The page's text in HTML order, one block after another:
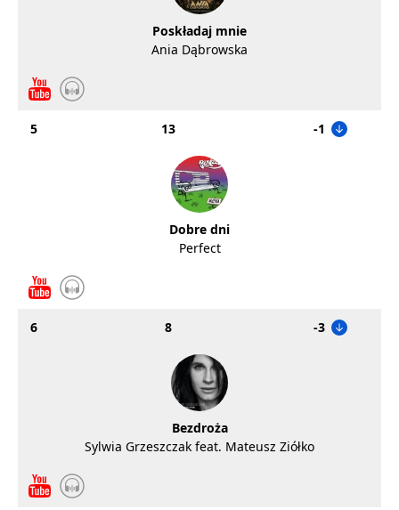
Poskładaj mnie
Ania Dąbrowska
5 13 -1
Dobre dni
Perfect
6 8 -3
Bezdroża
Sylwia Grzeszczak feat. Mateusz Ziółko